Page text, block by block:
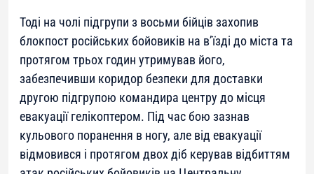
Тоді на чолі підгрупи з восьми бійців захопив
блокпост російських бойовиків на в’їзді до міста та
протягом трьох годин утримував його,
забезпечивши коридор безпеки для доставки
другою підгрупою командира центру до місця
евакуації гелікоптером. Під час бою зазнав
кульового поранення в ногу, але від евакуації
відмовився і протягом двох діб керував відбиттям